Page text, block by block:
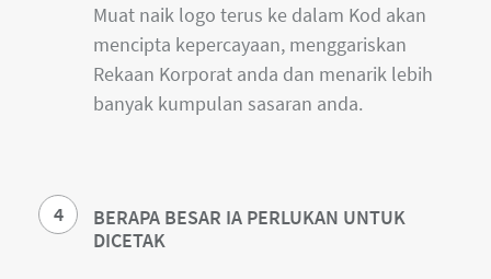
Muat naik logo terus ke dalam Kod akan
mencipta kepercayaan, menggariskan
Rekaan Korporat anda dan menarik lebih
banyak kumpulan sasaran anda.
4
BERAPA BESAR IA PERLUKAN UNTUK
DICETAK